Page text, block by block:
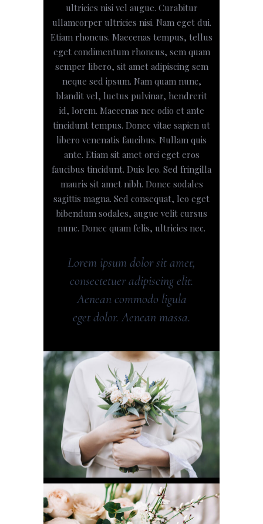
ultricies nisi vel augue. Curabitur
ullamcorper ultricies nisi. Nam eget dui.
Etiam rhoncus. Maecenas tempus, tellus
eget condimentum rhoncus, sem quam
semper libero, sit amet adipiscing sem
neque sed ipsum. Nam quam nunc,
blandit vel, luctus pulvinar, hendrerit
id, lorem. Maecenas nec odio et ante
tincidunt tempus. Donec vitae sapien ut
libero venenatis faucibus. Nullam quis
ante. Etiam sit amet orci eget eros
faucibus tincidunt. Duis leo. Sed fringilla
mauris sit amet nibh. Donec sodales
sagittis magna. Sed consequat, leo eget
bibendum sodales, augue velit cursus
nunc. Donec quam felis, ultricies nec.
Lorem ipsum dolor sit amet,
consectetuer adipiscing elit.
Aenean commodo ligula
eget dolor. Aenean massa.